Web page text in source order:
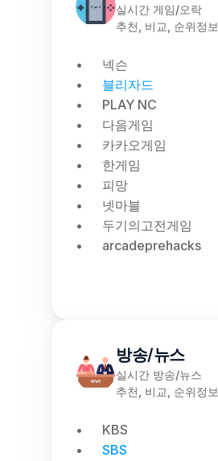
실시간 게임/오락
추천, 비교, 순위정보
넥슨
블리자드
PLAY NC
다음게임
카카오게임
한게임
피망
넷마블
두기의고전게임
arcadeprehacks
방송/뉴스
실시간 방송/뉴스
추천, 비교, 순위정보
KBS
SBS